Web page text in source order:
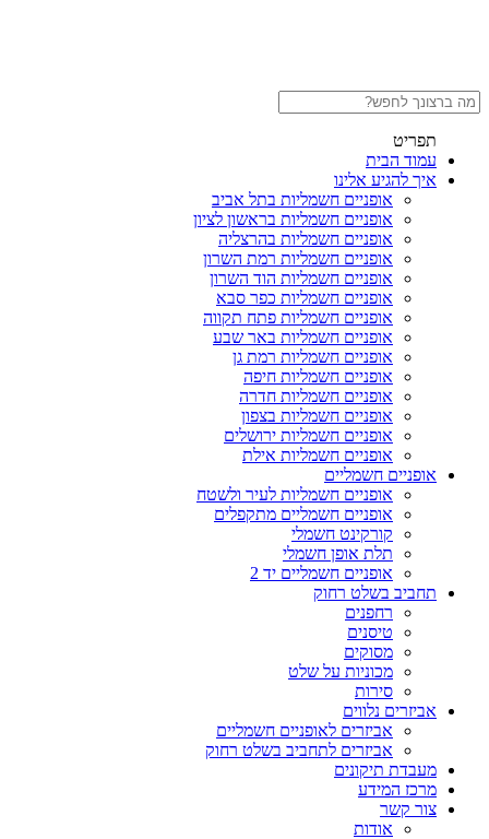
תפריט
עמוד הבית
איך להגיע אלינו
אופניים חשמליות בתל אביב
אופניים חשמליות בראשון לציון
אופניים חשמליות בהרצליה
אופניים חשמליות רמת השרון
אופניים חשמליות הוד השרון
אופניים חשמליות כפר סבא
אופניים חשמליות פתח תקווה
אופניים חשמליות באר שבע
אופניים חשמליות רמת גן
אופניים חשמליות חיפה
אופניים חשמליות חדרה
אופניים חשמליות בצפון
אופניים חשמליות ירושלים
אופניים חשמליות אילת
אופניים חשמליים
אופניים חשמליות לעיר ולשטח
אופניים חשמליים מתקפלים
קורקינט חשמלי
תלת אופן חשמלי
אופניים חשמליים יד 2
תחביב בשלט רחוק
רחפנים
טיסנים
מסוקים
מכוניות על שלט
סירות
אביזרים נלווים
אביזרים לאופניים חשמליים
אביזרים לתחביב בשלט רחוק
מעבדת תיקונים
מרכז המידע
צור קשר
אודות